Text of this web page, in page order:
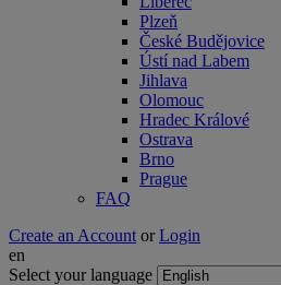
Plzeň
České Budějovice
Ústí nad Labem
Jihlava
Olomouc
Hradec Králové
Ostrava
Brno
Prague
FAQ
Create an Account or Login
en
Select your language